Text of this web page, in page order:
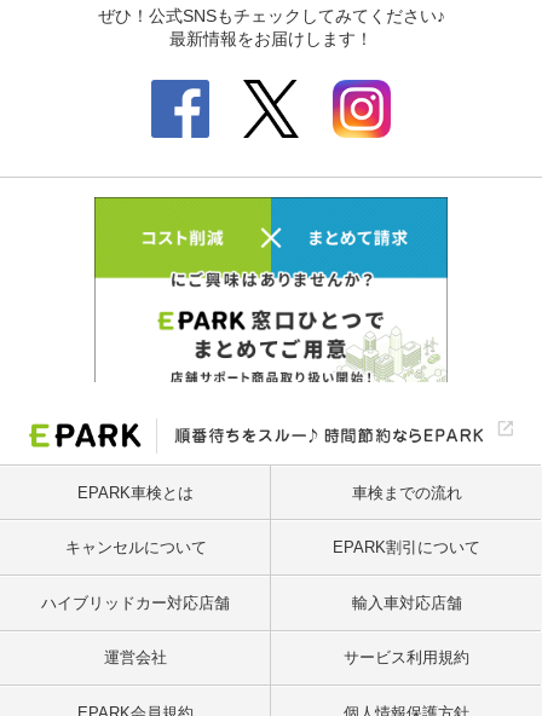
EPARK車検とは 車検までの流れ
キャンセルについて EPARK割引について
ハイブリッドカー対応店舗 輸入車対応店舗
運営会社 サービス利用規約